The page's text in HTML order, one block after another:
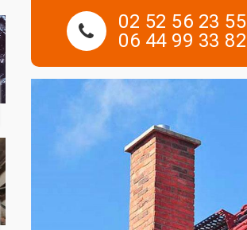
02 52 56 23 55
06 44 99 33 82